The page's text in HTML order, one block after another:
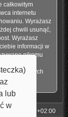
lub
w
całkowitym
internetu
Wyrażasz
chwili usunąć,
Wyrażasz
informacji w
nikomu
których
UTC+02:00